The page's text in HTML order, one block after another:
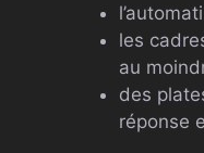
les
au
des
réponse